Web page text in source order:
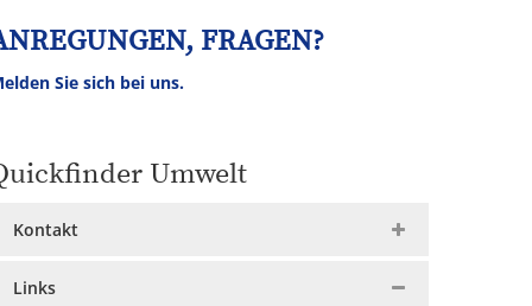
FRAGEN?
Sie sich bei uns.
Umwelt
Kontakt
Links